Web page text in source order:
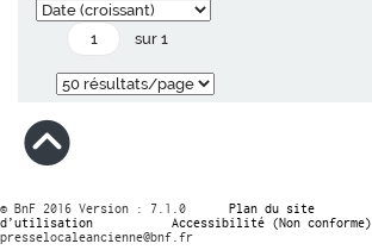
sur 1
© BnF 2016 Version : 7.1.0 Plan du site
d’utilisation
Accessibilité (Non conforme)
presselocaleancienne@bnf.fr